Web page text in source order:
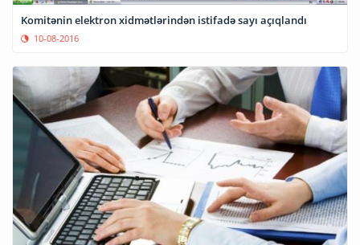
Komitənin elektron xidmətlərindən istifadə sayı açıqlandı
10-08-2016